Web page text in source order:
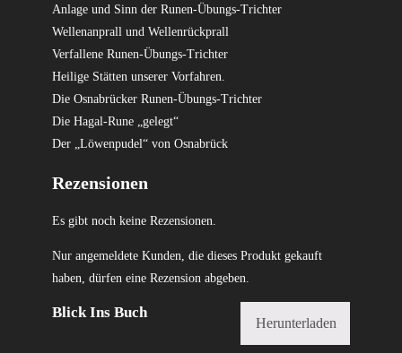
Anlage und Sinn der Runen-Übungs-Trichter
Wellenanprall und Wellenrückprall
Verfallene Runen-Übungs-Trichter
Heilige Stätten unserer Vorfahren.
Die Osnabrücker Runen-Übungs-Trichter
Die Hagal-Rune „gelegt“
Der „Löwenpudel“ von Osnabrück
Rezensionen
Es gibt noch keine Rezensionen.
Nur angemeldete Kunden, die dieses Produkt gekauft
haben, dürfen eine Rezension abgeben.
Blick Ins Buch
Herunterladen